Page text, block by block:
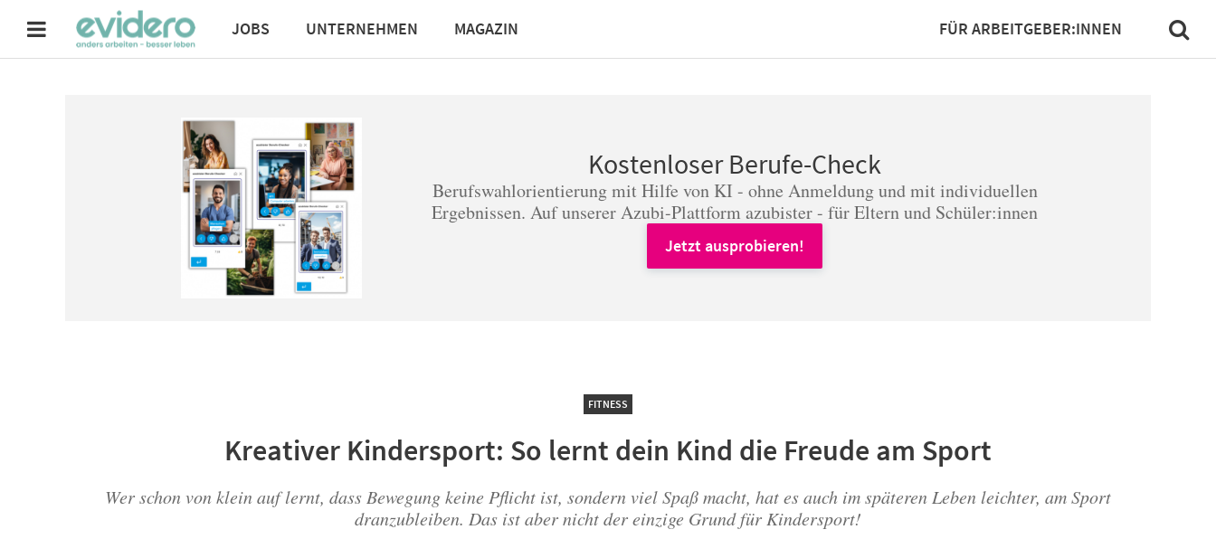
JOBS UNTERNEHMEN MAGAZIN FÜR ARBEITGEBER:INNEN
Kostenloser Berufe-Check
Berufswahlorientierung mit Hilfe von KI - ohne Anmeldung und mit individuellen
Ergebnissen. Auf unserer Azubi-Plattform azubister - für Eltern und Schüler:innen
Jetzt ausprobieren!
FITNESS
Kreativer Kindersport: So lernt dein Kind die Freude am Sport
Wer schon von klein auf lernt, dass Bewegung keine Pflicht ist, sondern viel Spaß macht, hat es auch im späteren Leben leichter, am Sport
dranzubleiben. Das ist aber nicht der einzige Grund für Kindersport!